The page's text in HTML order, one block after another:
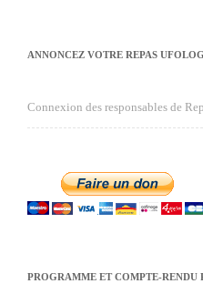
ANNONCEZ VOTRE REPAS
Connexion des responsables de
PROGRAMME ET COMPTE-RENDU